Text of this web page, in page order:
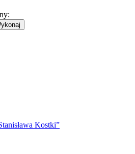
Kostki”